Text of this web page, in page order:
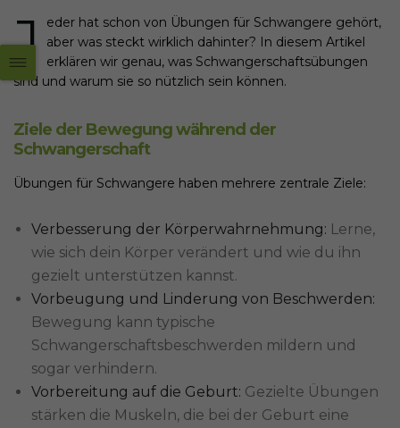
J
eder hat schon von Übungen für Schwangere gehört,
aber was steckt wirklich dahinter? In diesem Artikel
erklären wir genau, was Schwangerschaftsübungen
sind und warum sie so nützlich sein können.
Ziele der Bewegung während der
Schwangerschaft
Übungen für Schwangere haben mehrere zentrale Ziele:
Verbesserung der Körperwahrnehmung: Lerne,
wie sich dein Körper verändert und wie du ihn
gezielt unterstützen kannst.
Vorbeugung und Linderung von Beschwerden:
Bewegung kann typische
Schwangerschaftsbeschwerden mildern und
sogar verhindern.
Vorbereitung auf die Geburt: Gezielte Übungen
stärken die Muskeln, die bei der Geburt eine